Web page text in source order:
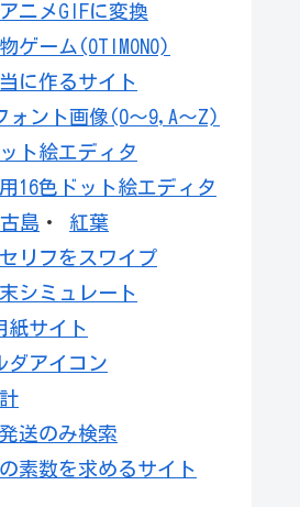
ニメGIFに変換
ゲーム(OTIMONO)
に作るサイト
ォント画像(0～9,A～Z)
ト絵エディタ
16色ドット絵エディタ
島 ・ 紅葉
リフをスワイプ
シミュレート
紙サイト
ダアイコン
送のみ検索
素数を求めるサイト